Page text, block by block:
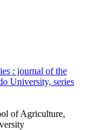
: journal of the
University, series
of Agriculture,